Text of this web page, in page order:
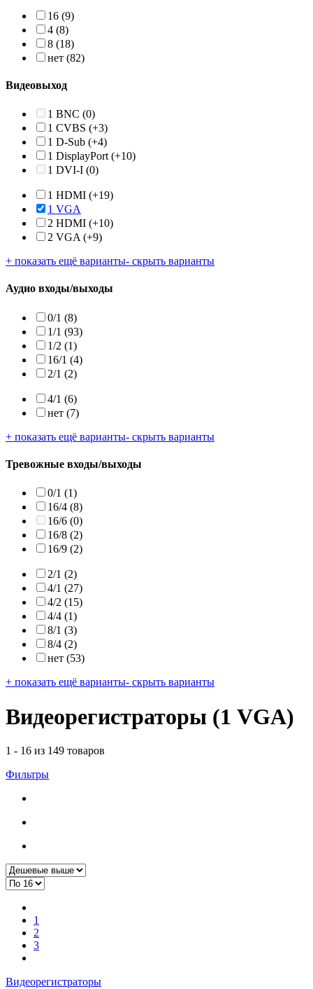
16 (9)
4 (8)
8 (18)
нет (82)
Видеовыход
1 BNC (0)
1 CVBS (+3)
1 D-Sub (+4)
1 DisplayPort (+10)
1 DVI-I (0)
1 HDMI (+19)
1 VGA
2 HDMI (+10)
2 VGA (+9)
+ показать ещё варианты- скрыть варианты
Аудио входы/выходы
0/1 (8)
1/1 (93)
1/2 (1)
16/1 (4)
2/1 (2)
4/1 (6)
нет (7)
+ показать ещё варианты- скрыть варианты
Тревожные входы/выходы
0/1 (1)
16/4 (8)
16/6 (0)
16/8 (2)
16/9 (2)
2/1 (2)
4/1 (27)
4/2 (15)
4/4 (1)
8/1 (3)
8/4 (2)
нет (53)
+ показать ещё варианты- скрыть варианты
Видеорегистраторы (1 VGA)
1 - 16 из 149 товаров
Фильтры
1
2
3
Видеорегистраторы